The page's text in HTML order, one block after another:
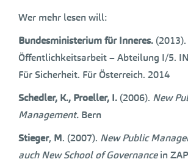
Wer mehr lesen will:
Bundesministerium für Inneres. (2013).
Öffentlichkeitsarbeit – Abteilung I/5.
Für Sicherheit. Für Österreich. 2014
Schedler, K., Proeller, I. (2006). New
Management. Bern
Stieger, M. (2007). New Public
auch New School of Governancein